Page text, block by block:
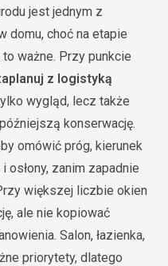
jest jednym z
domu, choć na etapie
ważne. Przy punkcie
z logistyką
wygląd, lecz także
konserwację.
omówić próg, kierunek
zanim zapadnie
większej liczbie okien
ale nie kopiować
Salon, łazienka,
priorytety, dlatego